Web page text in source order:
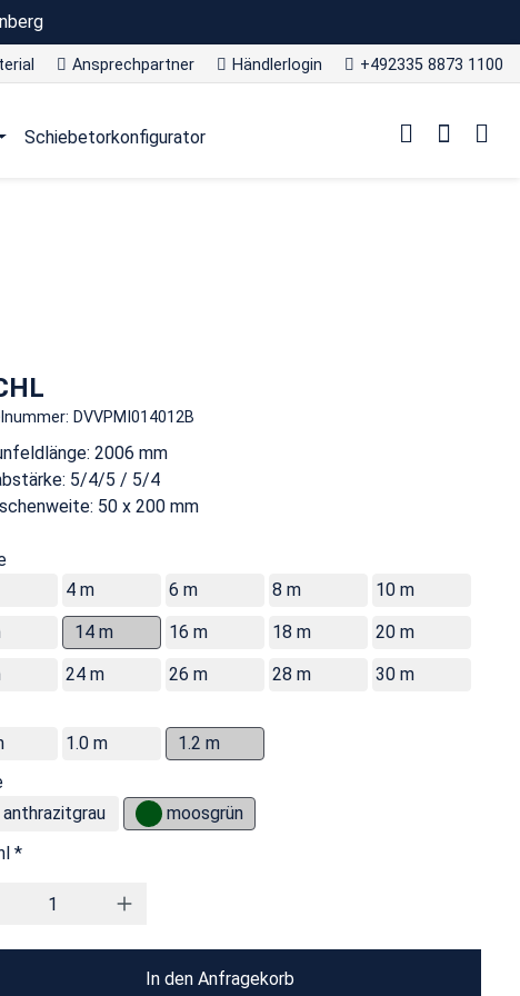
Ansprechpartner Händlerlogin +492335 8873 1100
Schiebetorkonfigurator
DVVPMI014012B
2006 mm
5/4/5 / 5/4
50 x 200 mm
4 m 6 m 8 m
10 m
14 m 16 m 18 m
20 m
24 m 26 m 28 m
30 m
1.0 m
1.2 m
anthrazitgrau
moosgrün
*
In den Anfragekorb